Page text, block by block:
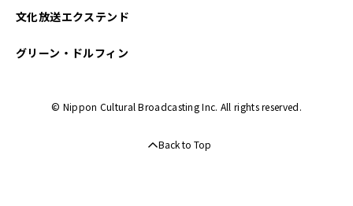
文化放送エクステンド
グリーン・ドルフィン
© Nippon Cultural Broadcasting Inc. All rights reserved.
Back to Top